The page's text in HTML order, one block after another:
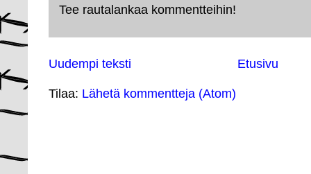
Tee rautalankaa kommentteihin!
Uudempi teksti Etusivu
Tilaa: Lähetä kommentteja (Atom)